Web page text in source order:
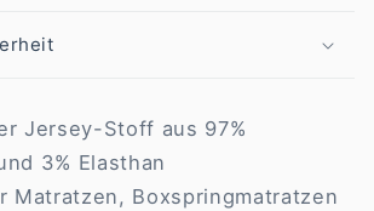
Jersey-Stoff aus 97%
3% Elasthan
Matratzen, Boxspringmatratzen